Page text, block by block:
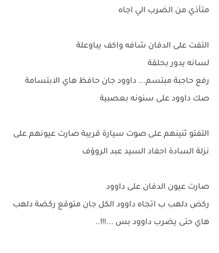
متأذي من الضرب الي اجاه
التفت على الدفان شافه واكف يباوعلة
لسانه يدور بحلقة
رفع حاجبة مبتسم... داوود جان حافظ هاي الابتسامة
صك داوود على سنونه بعصبية
التفتو ثنينهم على صوت سيارة قريبة صارت عيونهم على
نزلة السادة احفاد السيد عبد الروؤف
صارت عيون الدفان على داوود
ركض دلهب ب اتجاه داوود الكل جان متوقع ركضة دلهب
هاي حتى يضرب داوود بس ...!!!..